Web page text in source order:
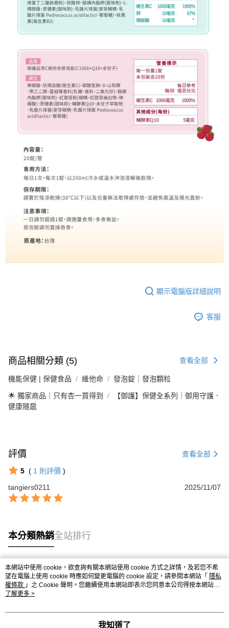
顯示電腦版詳細說明
客服
商品相關分類 (5) 查看全部
機能保健 | 保健食品 維他命 發泡錠｜發泡顆粒
🌟 獨家商品｜只有杏一買得到
【御護】保健全系列｜御用守護．
健康隨扈
評價 查看全部
5 ( 1 則評價 )
tangiers0211
2025/11/07
本分類熱銷全站排行
熱門標籤
本網站中使用 cookie，欲查詢有關本網站使用 cookie 方式之詳情，及若您不希
望在電腦上使用 cookie 時應如何變更電腦的 cookie 設定，請參閱本網站「 隱私
權條款 」之 Cookie 聲明。您繼續使用本網站即表示您同意本公司得按本網站使
用條款之 Cookie 聲明使用 cookie。
了解更多 >
我知道了